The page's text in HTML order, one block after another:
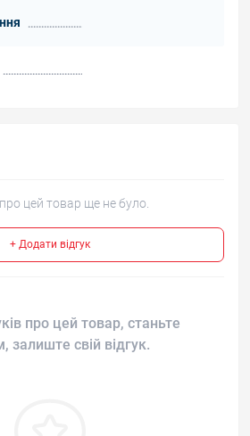
про цей товар ще не було.
+ Додати відгук
про цей товар, станьте
залиште свій відгук.